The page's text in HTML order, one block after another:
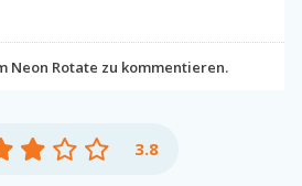
Neon Rotate zu kommentieren.
3.8